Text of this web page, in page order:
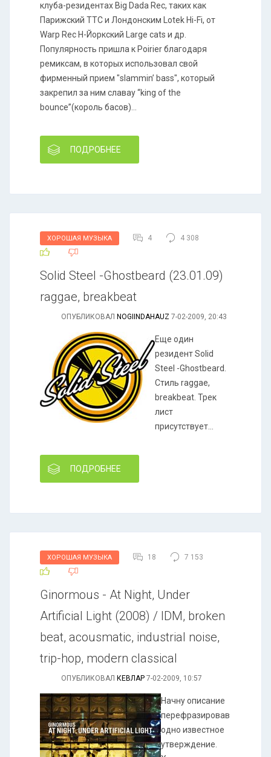
клуба-резидентах Big Dada Rec, таких как
Парижский TTC и Лондонским Lotek Hi-Fi, от
Warp Rec Н-Йоркский Large cats и др.
Популярность пришла к Poirier благодаря
ремиксам, в которых использовал свой
фирменный прием "slammin’ bass", который
закрепил за ним славау “king of the
bounce”(король басов)...
ПОДРОБНЕЕ
ХОРОШАЯ МУЗЫКА 4 4 308
Solid Steel -Ghostbeard (23.01.09)
raggae, breakbeat
ОПУБЛИКОВАЛ NOGIINDAHAUZ 7-02-2009, 20:43
Еще один
резидент Solid
Steel -Ghostbeard.
Стиль raggae,
breakbeat. Трек
лист
присутствует...
ПОДРОБНЕЕ
ХОРОШАЯ МУЗЫКА 18 7 153
Ginormous - At Night, Under
Artificial Light (2008) / IDM, broken
beat, acousmatic, industrial noise,
trip-hop, modern classical
ОПУБЛИКОВАЛ КЕВЛАР 7-02-2009, 10:57
Начну описание
перефразировав
одно известное
утверждение.